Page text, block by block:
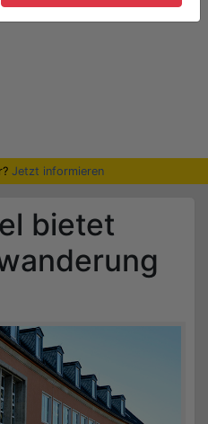
Jetzt informieren
bietet